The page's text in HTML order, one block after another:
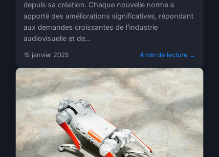
depuis sa création. Chaque nouvelle norme a
apporté des améliorations significatives, répondant
aux demandes croissantes de l'industrie
audiovisuelle et de...
15 janvier 2025 4 min de lecture →